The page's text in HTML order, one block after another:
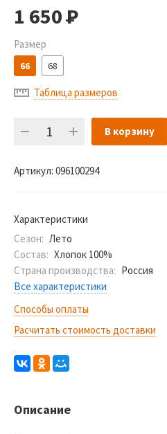
1 650Р
Размер
66 68
Таблица размеров
В корзину
Артикул: 096100294
Характеристики
Сезон: Лето
Состав: Хлопок 100%
Страна производства: Россия
Все характеристики
Способы оплаты
Расчитать стоимость доставки
Описание